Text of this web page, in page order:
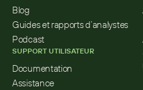
Blog
Guides et rapports d’analystes
Podcast
SUPPORT UTILISATEUR
Documentation
Assistance